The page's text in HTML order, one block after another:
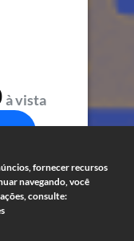
à vista
fornecer recursos
navegando, você
consulte: